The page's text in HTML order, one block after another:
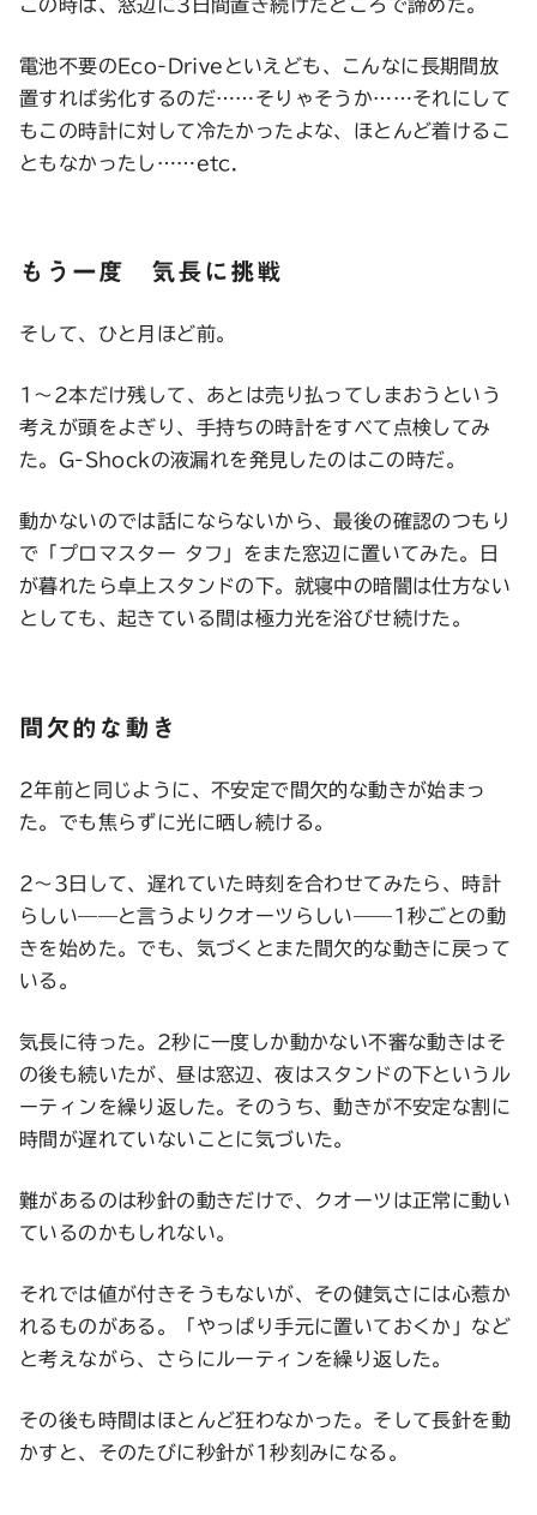
この時は、窓辺に3日間置き続けたところで諦めた。
電池不要のEco-Driveといえども、こんなに長期間放
置すれば劣化するのだ……そりゃそうか……それにして
もこの時計に対して冷たかったよな、ほとんど着けるこ
ともなかったし……etc.
もう一度 気長に挑戦
そして、ひと月ほど前。
1〜2本だけ残して、あとは売り払ってしまおうという
考えが頭をよぎり、手持ちの時計をすべて点検してみ
た。G-Shockの液漏れを発見したのはこの時だ。
動かないのでは話にならないから、最後の確認のつもり
で「プロマスター タフ」をまた窓辺に置いてみた。日
が暮れたら卓上スタンドの下。就寝中の暗闇は仕方ない
としても、起きている間は極力光を浴びせ続けた。
間欠的な動き
2年前と同じように、不安定で間欠的な動きが始まっ
た。でも焦らずに光に晒し続ける。
2〜3日して、遅れていた時刻を合わせてみたら、時計
らしい——と言うよりクオーツらしい——1秒ごとの動
きを始めた。でも、気づくとまた間欠的な動きに戻って
いる。
気長に待った。2秒に一度しか動かない不審な動きはそ
の後も続いたが、昼は窓辺、夜はスタンドの下というル
ーティンを繰り返した。そのうち、動きが不安定な割に
時間が遅れていないことに気づいた。
難があるのは秒針の動きだけで、クオーツは正常に動い
ているのかもしれない。
それでは値が付きそうもないが、その健気さには心惹か
れるものがある。「やっぱり手元に置いておくか」など
と考えながら、さらにルーティンを繰り返した。
その後も時間はほとんど狂わなかった。そして長針を動
かすと、そのたびに秒針が1秒刻みになる。